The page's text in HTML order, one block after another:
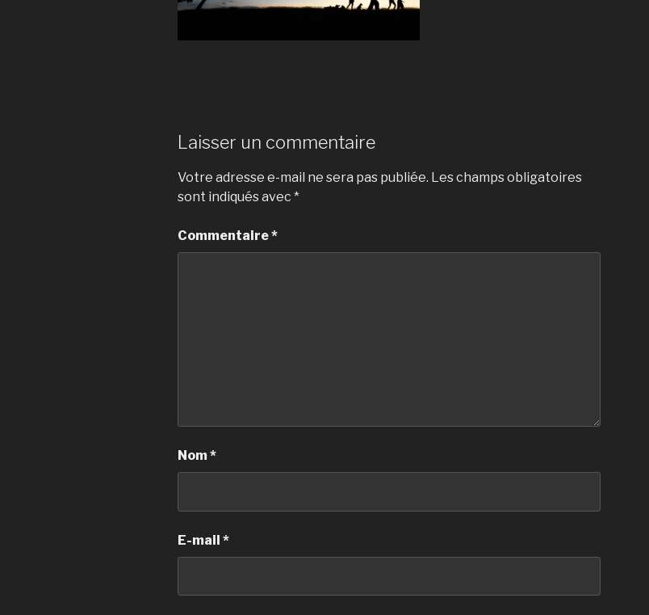
Laisser un commentaire
Votre adresse e-mail ne sera pas publiée. Les champs obligatoires
sont indiqués avec *
Commentaire*
Nom*
E-mail *